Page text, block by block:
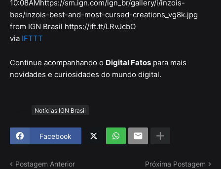
10:08AMhttps://sm.ign.com/ign_br/gallery/i/inzois-
bes/inzois-best-and-most-cursed-creations_vg8k.jpg
from IGN Brasil https://ift.tt/LRvJcbO
via IFTTT
Continue acompanhando o Digital Fatos para mais
novidades e curiosidades do mundo digital.
Notícias IGN Brasil
Facebook
Postagem Anterior Próxima Postagem